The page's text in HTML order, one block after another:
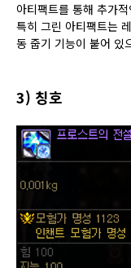
아티팩트를 통해 추가
특히 그린 아티팩트는
동 줍기 기능이 붙어 있
3) 칭호